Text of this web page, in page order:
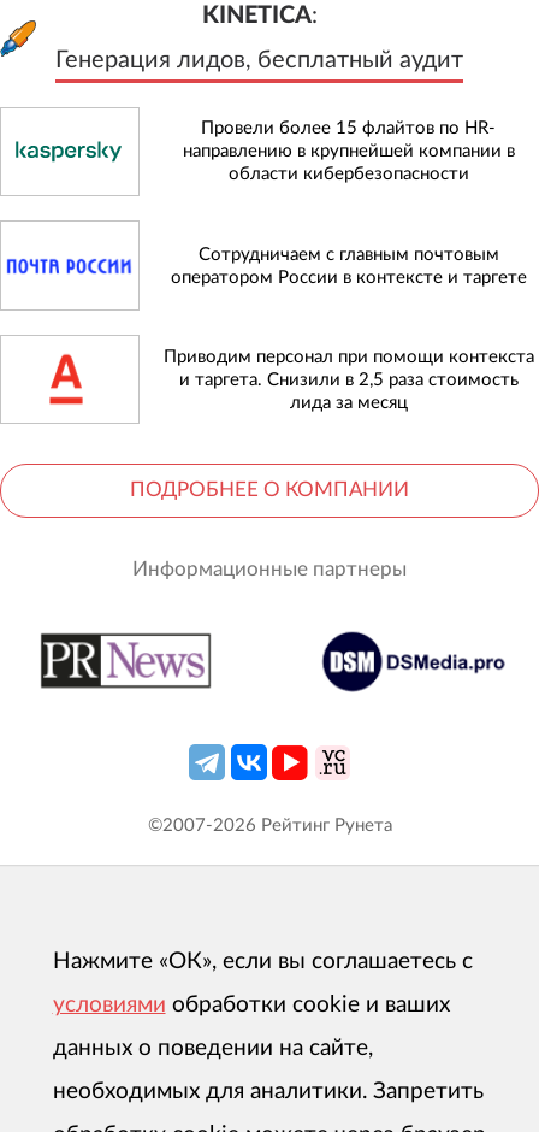
KINETICA:
Генерация лидов, бесплатный аудит
Генерация лидов, бесплатный
Провели более 15 флайтов по HR-
направлению в крупнейшей компании в
области кибербезопасности
Сотрудничаем с главным почтовым
оператором России в контексте и таргете
Приводим персонал при помощи контекста
и таргета. Снизили в 2,5 раза стоимость
лида за месяц
ПОДРОБНЕЕ О КОМПАНИИ
Информационные партнеры
©2007-2026 Рейтинг Рунета
Нажмите «ОК», если вы соглашаетесь с
условиями обработки cookie и ваших
данных о поведении на сайте,
необходимых для аналитики. Запретить